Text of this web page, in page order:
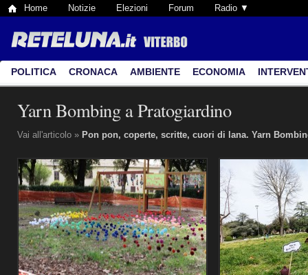
Home Notizie Elezioni Forum Radio ▼
POLITICA CRONACA AMBIENTE ECONOMIA
Yarn Bombing a Pratogiardino
Vai all'articolo » Pon pon, coperte, scritte, cuori di lana. Yarn